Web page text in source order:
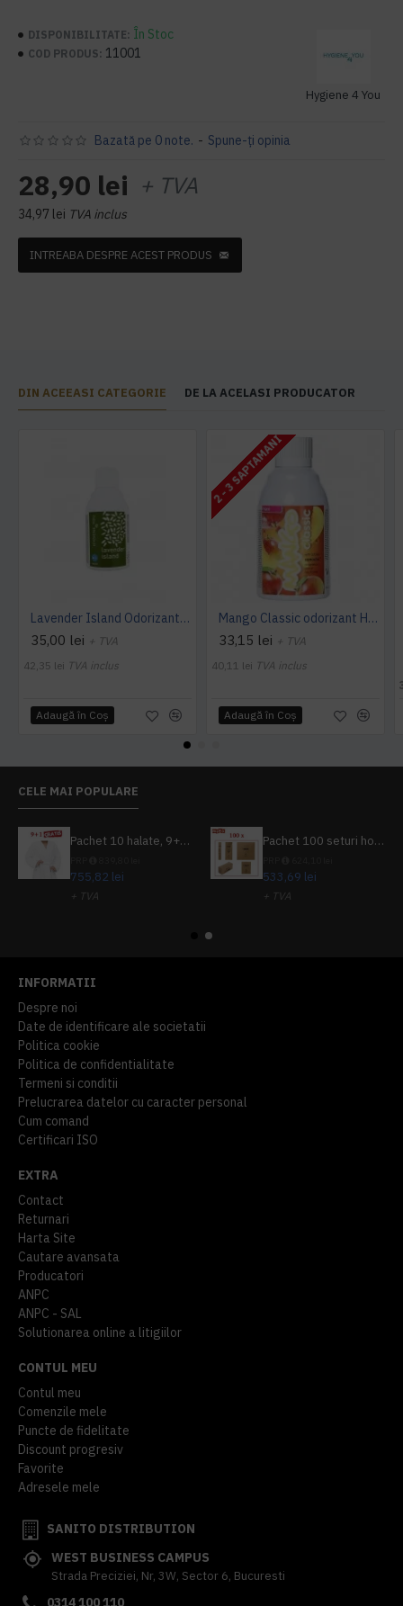
DISPONIBILITATE: În Stoc
COD PRODUS: 11001
Hygiene 4 You
Bazată pe 0 note. - Spune-ţi opinia
28,90 lei + TVA
34,97 lei TVA inclus
INTREABA DESPRE ACEST PRODUS
DIN ACEEASI CATEGORIE DE LA ACELASI PRODUCATOR
Lavender Island Odorizant Maxi 243ml Hygiene4You
35,00 lei + TVA
42,35 lei TVA inclus
Adaugă în Coş
2 - 3 SAPTAMANI
Mango Classic odorizant Hygiene 4 You
33,15 lei + TVA
40,11 lei TVA inclus
Adaugă în Coş
CELE MAI POPULARE
Pachet 10 halate, 9+1 gratuit
755,82 lei
+ TVA
Pachet 100 seturi hoteliere, set dentar, set barbierit, casca de dus, pila unghii, set cusut
533,69 lei
+ TVA
INFORMATII
Despre noi
Date de identificare ale societatii
Politica cookie
Politica de confidentialitate
Termeni si conditii
Prelucrarea datelor cu caracter personal
Cum comand
Certificari ISO
EXTRA
Contact
Returnari
Harta Site
Cautare avansata
Producatori
ANPC
ANPC - SAL
Solutionarea online a litigiilor
CONTUL MEU
Contul meu
Comenzile mele
Puncte de fidelitate
Discount progresiv
Favorite
Adresele mele
SANITO DISTRIBUTION
WEST BUSINESS CAMPUS
Strada Preciziei, Nr, 3W, Sector 6, Bucuresti
0314 100 110